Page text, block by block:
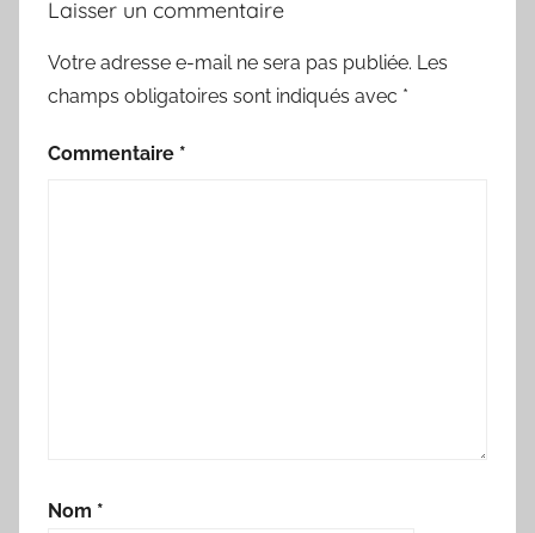
Laisser un commentaire
Votre adresse e-mail ne sera pas publiée. Les
champs obligatoires sont indiqués avec *
Commentaire *
Nom *